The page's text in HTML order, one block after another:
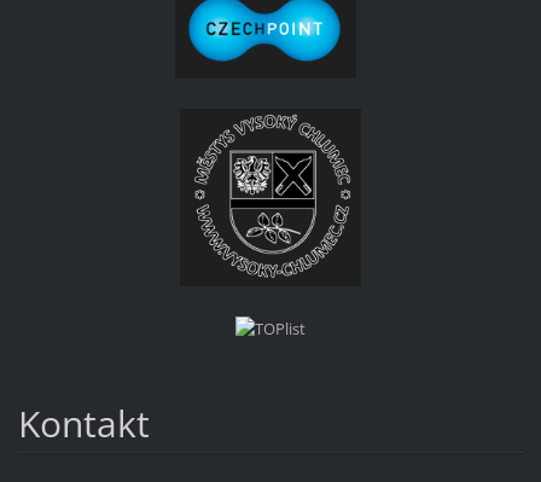
Kontakt